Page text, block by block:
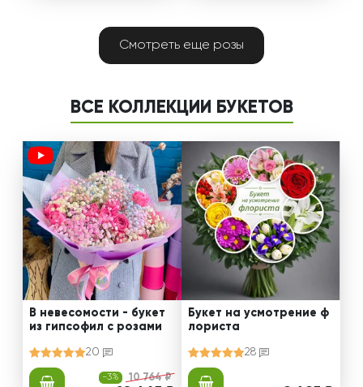
Смотреть еще розы
ВСЕ КОЛЛЕКЦИИ БУКЕТОВ
В невесомости - букет
из гипсофил с розами
20
-3% 10 764 ₽
Букет на усмотрение ф
лориста
28